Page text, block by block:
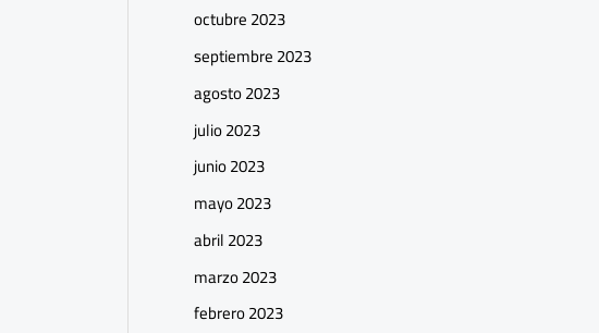
octubre 2023
septiembre 2023
agosto 2023
julio 2023
junio 2023
mayo 2023
abril 2023
marzo 2023
febrero 2023